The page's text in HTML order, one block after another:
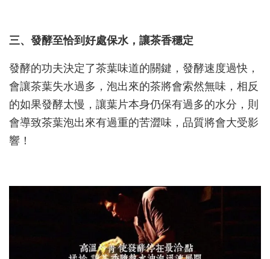
三、發酵至恰到好處保水，讓茶香穩定
發酵的功夫決定了茶葉味道的關鍵，發酵速度過快，
會讓茶葉失水過多，泡出來的茶將會索然無味，相反
的如果發酵太慢，讓葉片本身仍保有過多的水分，則
會導致茶葉泡出來有過重的苦澀味，品質將會大受影
響！